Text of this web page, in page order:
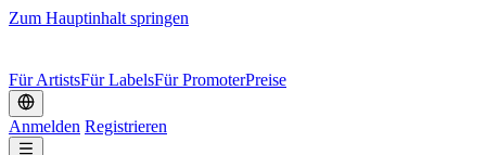
Zum Hauptinhalt springen
Für ArtistsFür LabelsFür PromoterPreise
Anmelden Registrieren